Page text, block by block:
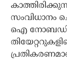
സംവിധാനം
ഐ നോബഡി.